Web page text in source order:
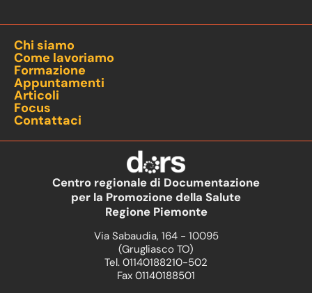
Chi siamo
Come lavoriamo
Formazione
Appuntamenti
Articoli
Focus
Contattaci
Centro regionale di Documentazione
per la Promozione della Salute
Regione Piemonte
Via Sabaudia, 164 - 10095
(Grugliasco TO)
Tel. 01140188210-502
Fax 01140188501